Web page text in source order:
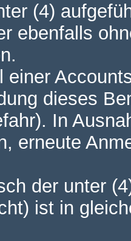
(4)
ebenfalls
einer
dieses
In
erneute
der unter
ist in